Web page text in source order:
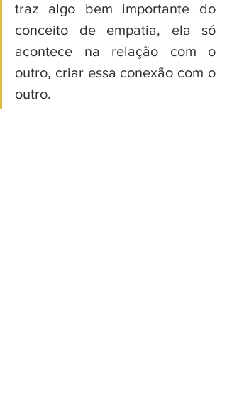
traz algo bem importante do
conceito de empatia, ela só
acontece na relação com o
outro, criar essa conexão com o
outro.